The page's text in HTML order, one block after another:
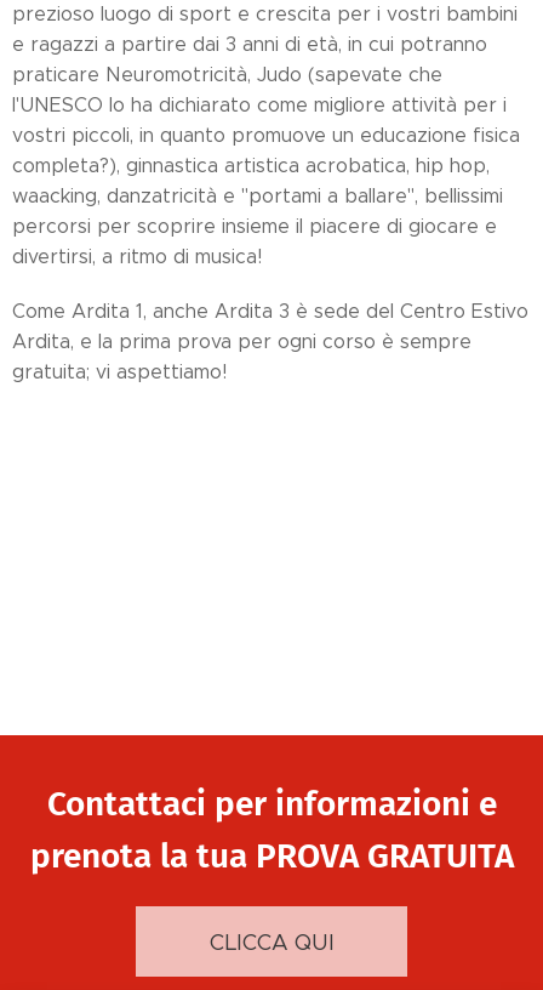
prezioso luogo di sport e crescita per i vostri bambini
e ragazzi a partire dai 3 anni di età, in cui potranno
praticare Neuromotricità, Judo (sapevate che
l'UNESCO lo ha dichiarato come migliore attività per i
vostri piccoli, in quanto promuove un educazione fisica
completa?), ginnastica artistica acrobatica, hip hop,
waacking, danzatricità e "portami a ballare", bellissimi
percorsi per scoprire insieme il piacere di giocare e
divertirsi, a ritmo di musica!
Come Ardita 1, anche Ardita 3 è sede del Centro Estivo
Ardita, e la prima prova per ogni corso è sempre
gratuita; vi aspettiamo!
Contattaci per informazioni e
prenota la tua PROVA GRATUITA
CLICCA QUI